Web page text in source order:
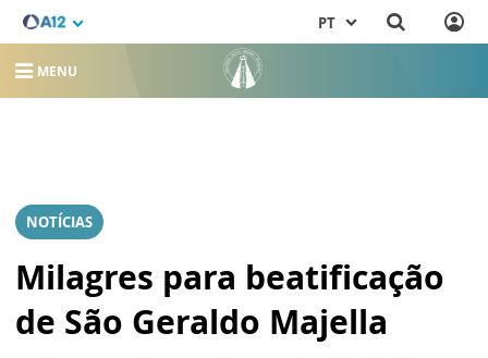
PT
MENU
NOTÍCIAS
Milagres para beatificação
de São Geraldo Majella